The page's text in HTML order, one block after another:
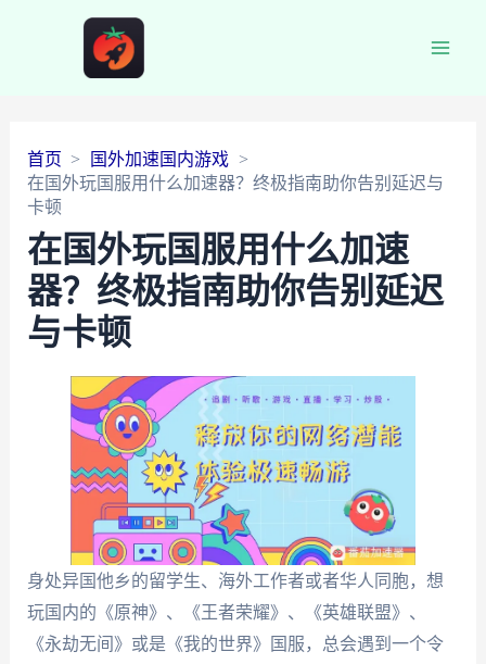
首页
国外加速国内游戏
在国外玩国服用什么加速器？终极指南助你告别延迟与
卡顿
在国外玩国服用什么加速
器？终极指南助你告别延迟
与卡顿
身处异国他乡的留学生、海外工作者或者华人同胞，想
玩国内的《原神》、《王者荣耀》、《英雄联盟》、
《永劫无间》或是《我的世界》国服，总会遇到一个令